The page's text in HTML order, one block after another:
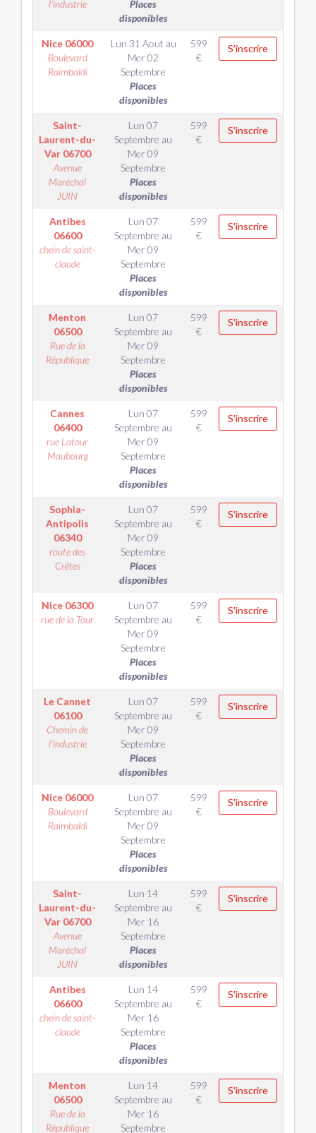
l'industrie
Places
disponibles
Nice 06000
Boulevard
Raimbaldi
Lun 31 Aout au
Mer 02
Septembre
Places
disponibles
599
€
S'inscrire
Saint-
Laurent-du-
Var 06700
Avenue
Maréchal
JUIN
Lun 07
Septembre au
Mer 09
Septembre
Places
disponibles
599
€
S'inscrire
Antibes
06600
chein de saint-
claude
Lun 07
Septembre au
Mer 09
Septembre
Places
disponibles
599
€
S'inscrire
Menton
06500
Rue de la
République
Lun 07
Septembre au
Mer 09
Septembre
Places
disponibles
599
€
S'inscrire
Cannes
06400
rue Latour
Maubourg
Lun 07
Septembre au
Mer 09
Septembre
Places
disponibles
599
€
S'inscrire
Sophia-
Antipolis
06340
route des
Crêtes
Lun 07
Septembre au
Mer 09
Septembre
Places
disponibles
599
€
S'inscrire
Nice 06300
rue de la Tour
Lun 07
Septembre au
Mer 09
Septembre
Places
disponibles
599
€
S'inscrire
Le Cannet
06100
Chemin de
l'industrie
Lun 07
Septembre au
Mer 09
Septembre
Places
disponibles
599
€
S'inscrire
Nice 06000
Boulevard
Raimbaldi
Lun 07
Septembre au
Mer 09
Septembre
Places
disponibles
599
€
S'inscrire
Saint-
Laurent-du-
Var 06700
Avenue
Maréchal
JUIN
Lun 14
Septembre au
Mer 16
Septembre
Places
disponibles
599
€
S'inscrire
Antibes
06600
chein de saint-
claude
Lun 14
Septembre au
Mer 16
Septembre
Places
disponibles
599
€
S'inscrire
Menton
06500
Rue de la
République
Lun 14
Septembre au
Mer 16
Septembre
599
€
S'inscrire